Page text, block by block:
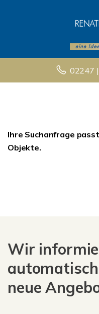
02247
Ihre Suchanfrage
Objekte.
Wir
neue